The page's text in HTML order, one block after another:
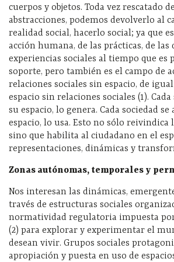
cuerpos y objetos. Toda vez rescatado
abstracciones, podemos devolverlo al
realidad social, hacerlo social; ya que
acción humana, de las prácticas, de las
experiencias sociales al tiempo que es
soporte, pero también es el campo de
relaciones sociales sin espacio, de
espacio sin relaciones sociales (1).
su espacio, lo genera. Cada sociedad se
espacio, lo usa. Esto no sólo reivindica
sino que habilita al ciudadano en el
representaciones, dinámicas y
Zonas autónomas, temporales y
Nos interesan las dinámicas,
través de estructuras sociales
normatividad regulatoria impuesta
(2) para explorar y experimentar el
desean vivir. Grupos sociales
apropiación y puesta en uso de